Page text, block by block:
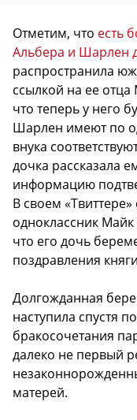
Отметим, что есть
Альбера и Шарлен
распространила
ссылкой на ее
что теперь у него
Шарлен имеют по
внука
дочка рассказала
информацию
В своем
одноклассник Майк
что его дочь
поздравления
Долгожданная
наступила спустя
бракосочетания
далеко не первый
матерей.